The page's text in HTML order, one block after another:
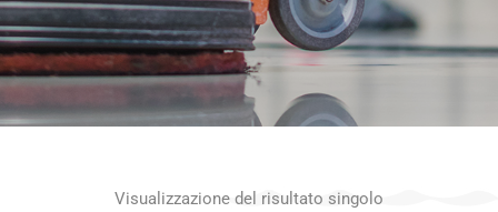
Visualizzazione del risultato singolo